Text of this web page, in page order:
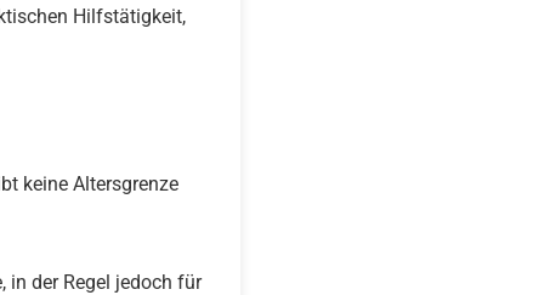
Hilfstätigkeit,
keine Altersgrenze
in der Regel jedoch für